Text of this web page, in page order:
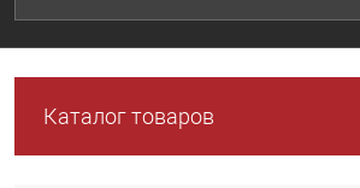
Каталог товаров